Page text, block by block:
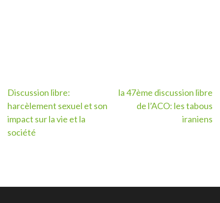
Post
navigation
Discussion libre:
harcèlement sexuel et son
impact sur la vie et la
société
la 47ème discussion libre
de l’ACO: les tabous
iraniens